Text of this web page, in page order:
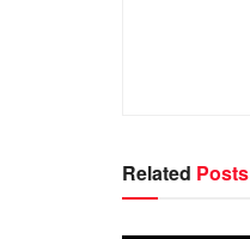
Related Posts